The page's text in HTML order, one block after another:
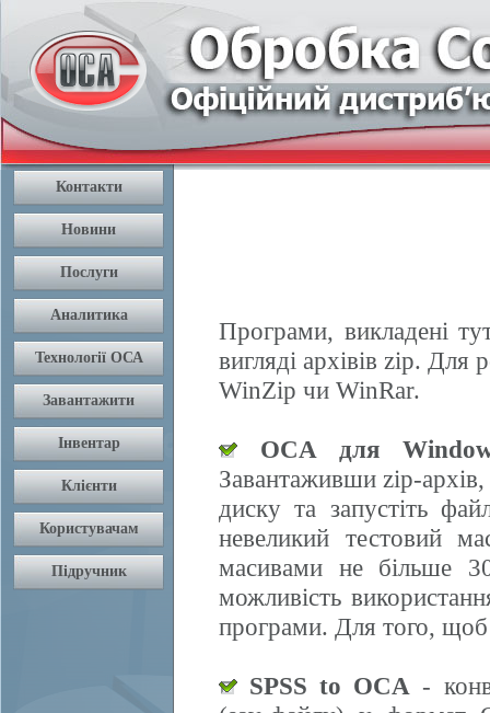
Програми, викладені
вигляді архівів zip. Для
WinZip чи WinRar.
OCA для
Завантаживши zip-
диску та запустіть
невеликий тестовий
масивами не більше
можливість
програми. Для того, щоб
SPSS to OCA -